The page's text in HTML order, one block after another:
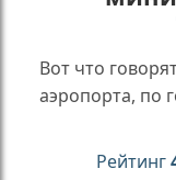
Вот что
аэропорта, по
Рейтинг